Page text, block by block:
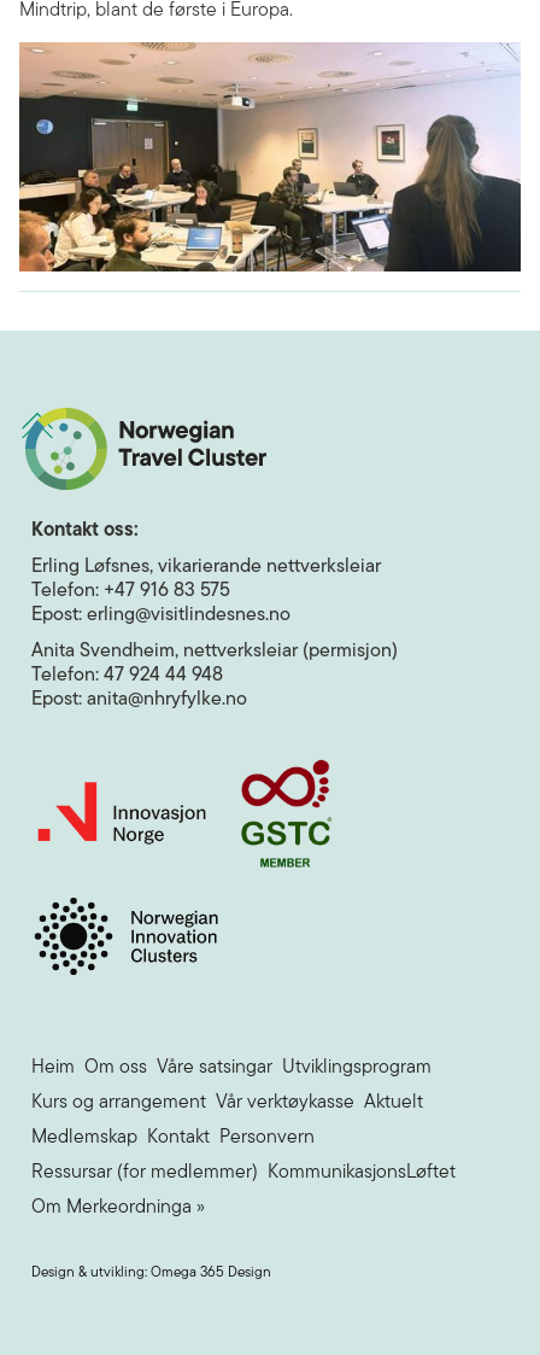
Mindtrip, blant de første i Europa.
Kontakt oss:
Erling Løfsnes, vikarierande nettverksleiar
Telefon: +47 916 83 575
Epost: erling@visitlindesnes.no
Anita Svendheim, nettverksleiar (permisjon)
Telefon: 47 924 44 948
Epost: anita@nhryfylke.no
Heim Om oss Våre satsingar Utviklingsprogram
Kurs og arrangement Vår verktøykasse Aktuelt
Medlemskap
Kontakt
Personvern
Ressursar (for medlemmer)
KommunikasjonsLøftet
Om Merkeordninga »
Design & utvikling: Omega 365 Design